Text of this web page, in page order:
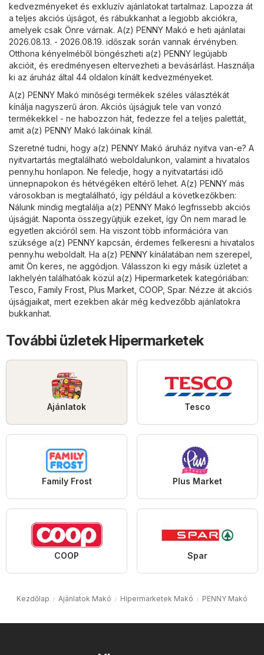
kedvezményeket és exkluzív ajánlatokat tartalmaz. Lapozza át
a teljes akciós újságot, és rábukkanhat a legjobb akciókra,
amelyek csak Önre várnak. A(z) PENNY Makó e heti ajánlatai
2026.08.13. - 2026.08.19. időszak során vannak érvényben.
Otthona kényelméből böngészheti a(z) PENNY legújabb
akcióit, és eredményesen eltervezheti a bevásárlást. Használja
ki az áruház által 44 oldalon kínált kedvezményeket.
A(z) PENNY Makó minőségi termékek széles választékát
kínálja nagyszerű áron. Akciós újságjuk tele van vonzó
termékekkel - ne habozzon hát, fedezze fel a teljes palettát,
amit a(z) PENNY Makó lakóinak kínál.
Szeretné tudni, hogy a(z) PENNY Makó áruház nyitva van-e? A
nyitvartartás megtalálható weboldalunkon, valamint a hivatalos
penny.hu honlapon. Ne feledje, hogy a nyitvatartási idő
ünnepnapokon és hétvégéken eltérő lehet. A(z) PENNY más
városokban is megtalálható, így például a következőkben:
Nálunk mindig megtalálja a(z) PENNY Makó legfrissebb akciós
újságját. Naponta összegyűjtjük ezeket, így Ön nem marad le
egyetlen akcióról sem. Ha viszont több információra van
szüksége a(z) PENNY kapcsán, érdemes felkeresni a hivatalos
penny.hu weboldalt. Ha a(z) PENNY kínálatában nem szerepel,
amit Ön keres, ne aggódjon. Válasszon ki egy másik üzletet a
lakhelyén találhatóak közül a(z) Hipermarketek kategóriában:
Tesco Family Frost Plus Market COOP Spar. Nézze át akciós
újságjaikat, mert ezekben akár még kedvezőbb ajánlatokra
bukkanhat.
További üzletek Hipermarketek
Ajánlatok Tesco
Family Frost Plus Market
COOP Spar
Kezdőlap Ajánlatok Makó Hipermarketek Makó PENNY Makó